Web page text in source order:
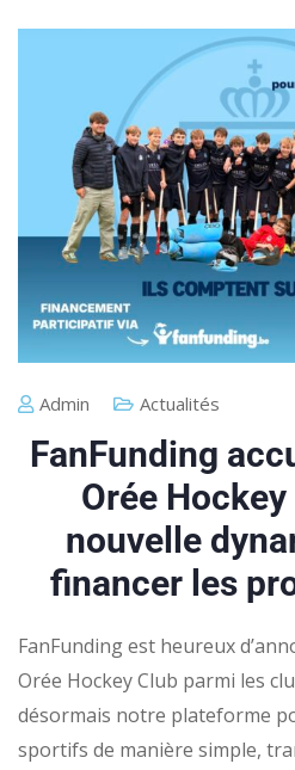
Admin Actualités
FanFunding
Orée
nouvelle
financer les
FanFunding est heureux
Orée Hockey Club parmi les
désormais notre plateforme
sportifs de manière simple,